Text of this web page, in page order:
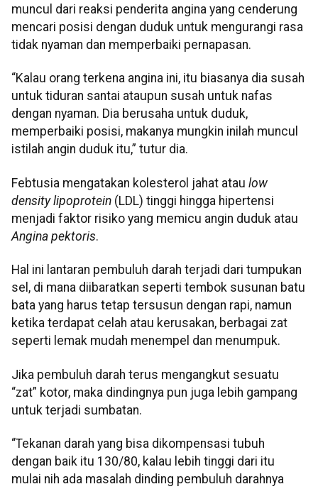
muncul dari reaksi penderita angina yang cenderung
mencari posisi dengan duduk untuk mengurangi rasa
tidak nyaman dan memperbaiki pernapasan.
“Kalau orang terkena angina ini, itu biasanya dia susah
untuk tiduran santai ataupun susah untuk nafas
dengan nyaman. Dia berusaha untuk duduk,
memperbaiki posisi, makanya mungkin inilah muncul
istilah angin duduk itu,” tutur dia.
Febtusia mengatakan kolesterol jahat atau low
density lipoprotein (LDL) tinggi hingga hipertensi
menjadi faktor risiko yang memicu angin duduk atau
Angina pektoris.
Hal ini lantaran pembuluh darah terjadi dari tumpukan
sel, di mana diibaratkan seperti tembok susunan batu
bata yang harus tetap tersusun dengan rapi, namun
ketika terdapat celah atau kerusakan, berbagai zat
seperti lemak mudah menempel dan menumpuk.
Jika pembuluh darah terus mengangkut sesuatu
“zat” kotor, maka dindingnya pun juga lebih gampang
untuk terjadi sumbatan.
“Tekanan darah yang bisa dikompensasi tubuh
dengan baik itu 130/80, kalau lebih tinggi dari itu
mulai nih ada masalah dinding pembuluh darahnya